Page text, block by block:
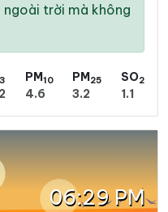
trời mà không
3 PM10
4.6
PM25
3.2
SO2
1.1
06:29 PM